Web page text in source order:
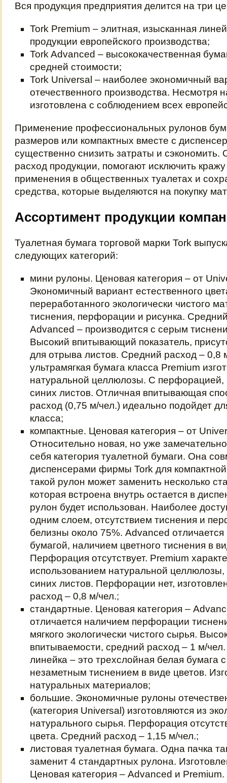
Вся продукция предприятия делится на три
Tork Premium – элитная, изысканная
продукции европейского производства;
Tork Advanced – высококачественная
средней стоимости;
Tork Universal – наиболее экономичный
отечественного производства. Несмотря
изготовлена с соблюдением всех
Применение профессиональных рулонов
размеров или компактных вместе с
существенно снизить затраты и
расход продукции, помогают исключить
применения в общественных туалетах и
средства, которые выделяются на покупку
Ассортимент продукции
Туалетная бумага торговой марки Tork
следующих категорий:
мини рулоны. Ценовая категория – от
Экономичный вариант естественного
переработанного экологически чистого
тиснения, перфорации и рисунка.
Advanced – производится с серым
Высокий впитывающий показатель,
для отрыва листов. Средний расход – 0,8
ультрамягкая бумага класса Premium
натуральной целлюлозы. С перфорацией,
синих листов. Отличная впитывающая
расход (0,75 м/чел.) идеально подойдет
класса;
компактные. Ценовая категория – от
Относительно новая, но уже
себя категория туалетной бумаги. Она
диспенсерами фирмы Tork для
такой рулон может заменить несколько
которая встроена внутрь остается в
рулон будет использован. Наиболее
одним слоем, отсутствием тиснения и
белизны около 75%. Advanced отличается
бумагой, наличием цветного тиснения в
Перфорация отсутствует. Premium
использованием натуральной целлюлозы,
синих листов. Перфорации нет,
расход – 0,8 м/чел.;
стандартные. Ценовая категория –
отличается наличием перфорации
мягкого экологически чистого сырья.
впитываемости, средний расход – 1 м/
линейка – это трехслойная белая бумага
незаметным тиснением в виде цветов.
натуральных материалов;
большие. Экономичные рулоны
(категория Universal) изготовляются из
натурального сырья. Перфорация
цвета. Средний расход – 1,15 м/чел.;
листовая туалетная бумага. Одна пачка
заменит 4 стандартных рулона.
Ценовая категория – Advanced и